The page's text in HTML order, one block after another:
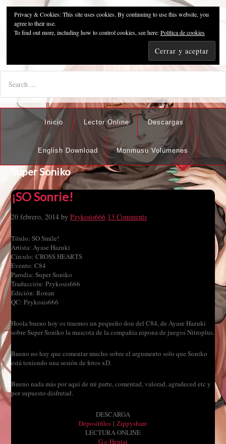
Pzykosis666HFansub
"I'm the best there is at what I do, but what I do best isn't very
Inicio Lector Online Descargas
English Download Monmusu Volúmenes
Super Soniko
¡SO Sonrie!
20 febrero, 2014 byPzykosis666 13 Comments
Título: SO Smile!
Artista: Ayase Hazuki
Círculo: CROSS HEARTS
Evento: C84
Parodia: Super Soniko
Traducción: Pzykosis666
Edición: Ronan
QC: Pzykosis666
Hoola bueno hoy os traemos un pequeño dou del C84, de Ayase Hazuki
sobre Super Soniko la mascota de la compañía nipona de juegos Nitroplus.
Bueno no hay que comentar mucho sobre el argumento solo que Soniko
está teniendo una sesión de fotos xD.
Bueno nada más por aquí de mi parte, comentad, valorad, agradeced etc y
por supuesto disfrutad.
DESCARGA
Depositfiles | Zippyshare
LECTURA ONLINE
G.e-Hentai
Privacy & Cookies: This site uses cookies. By continuing to use this website, you
agree to their use.
To find out more, including how to control cookies, see here:Política de cookies